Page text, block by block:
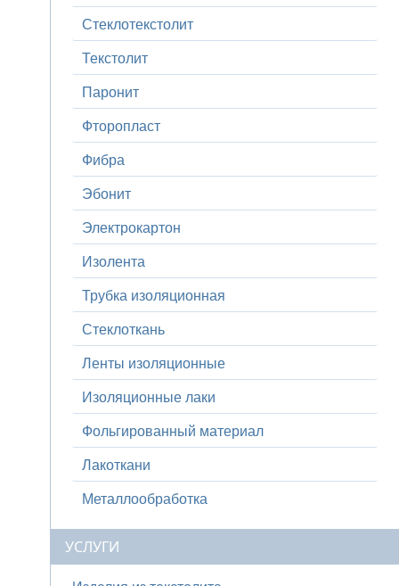
Стеклотекстолит
Текстолит
Паронит
Фторопласт
Фибра
Эбонит
Электрокартон
Изолента
Трубка изоляционная
Стеклоткань
Ленты изоляционные
Изоляционные лаки
Фольгированный материал
Лакоткани
Металлообработка
УСЛУГИ